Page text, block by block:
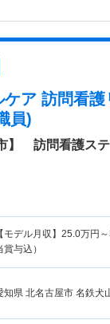
ア 訪問看
員)
】 訪問看護ス
【モデル月収】 25.0万円～
賞与込）
知県 北名古屋市 名鉄犬